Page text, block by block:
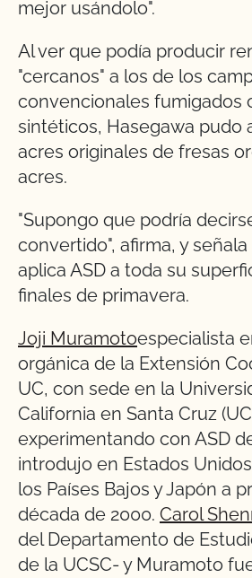
mejor usándolo".
Al ver que podía producir
"cercanos" a los de los
convencionales fumigados
sintéticos, Hasegawa pudo
acres originales de fresas
acres.
"Supongo que podría
convertido", afirma, y
aplica ASD a toda su
finales de primavera.
Joji Muramotoespecialista
orgánica de la Extensión
UC, con sede en la
California en Santa Cruz
experimentando con ASD
introdujo en Estados
los Países Bajos y Japón a
década de 2000. Carol
del Departamento de
de la UCSC- y Muramoto